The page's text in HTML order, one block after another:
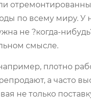
по всему миру. У
не ?когда-
смысле.
плотно
а часто
не только